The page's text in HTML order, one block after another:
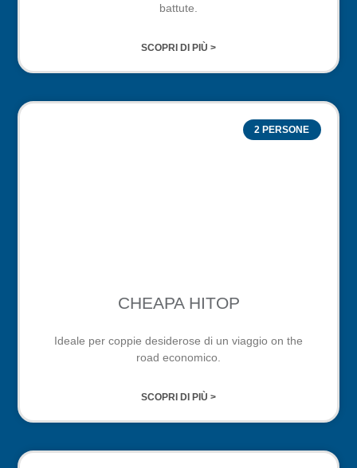
battute.
SCOPRI DI PIÙ >
2 PERSONE
CHEAPA HITOP
Ideale per coppie desiderose di un viaggio on the
road economico.
SCOPRI DI PIÙ >